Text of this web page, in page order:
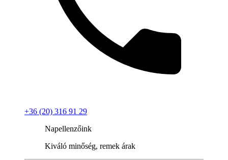
+36 (20) 316 91 29
Napellenzőink
Kiváló minőség, remek árak